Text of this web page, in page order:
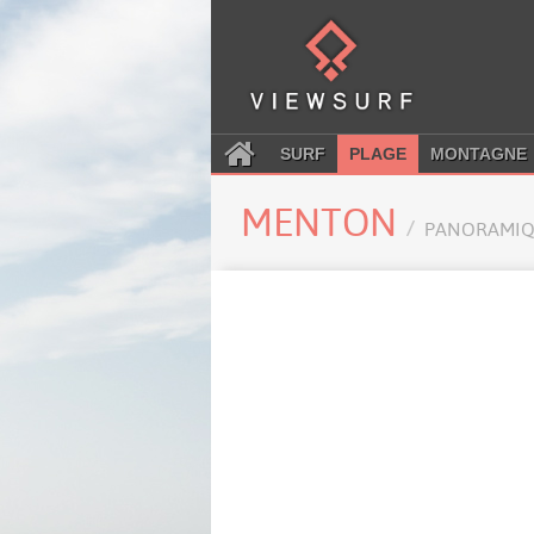
SURF PLAGE MONTAGNE
MENTON